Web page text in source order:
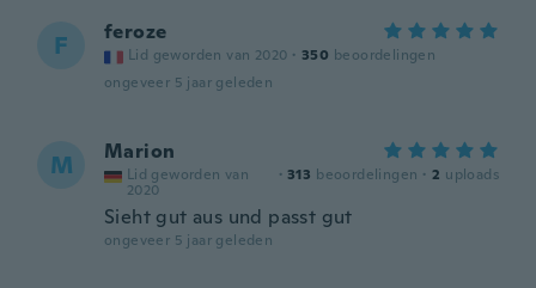
F feroze
Lid geworden van 2020 · 350 beoordelingen
ongeveer 5 jaar geleden
M Marion
Lid geworden van
2020
· 313 beoordelingen · 2 uploads
Sieht gut aus und passt gut
ongeveer 5 jaar geleden